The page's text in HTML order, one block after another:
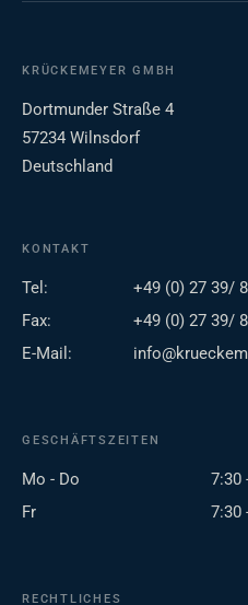
KRÜCKEMEYER GMBH
Dortmunder Straße 4
57234 Wilnsdorf
Deutschland
KONTAKT
Tel:
+49 (0) 27 39/
Fax:
+49 (0) 27 39/
E-Mail:
GESCHÄFTSZEITEN
Mo - Do
7:30
Fr
7:30
RECHTLICHES